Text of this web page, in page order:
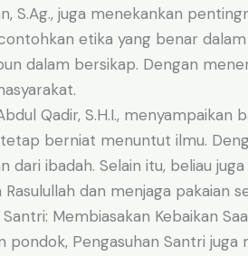
S.Ag., juga menekankan
etika yang benar
dalam bersikap. Dengan
Qadir, S.H.I., menyampaikan
berniat menuntut ilmu.
dari ibadah. Selain itu, beliau
dan menjaga pakaian
Membiasakan Kebaikan
pondok, Pengasuhan Santri